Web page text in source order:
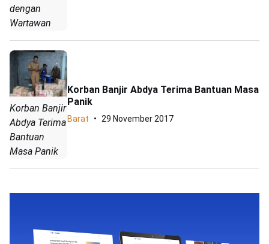
dengan
Wartawan
Korban Banjir
Abdya Terima
Bantuan
Masa Panik
Korban Banjir Abdya Terima Bantuan Masa
Panik
Barat 29 November 2017